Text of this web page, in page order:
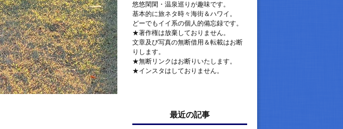
悠悠閑閑・温泉巡りが趣味です。
基本的に旅ネタ時々海街＆ハワイ。
どーでもイイ系の個人的備忘録です。
★著作権は放棄しておりません。
文章及び写真の無断借用＆転載はお断
りします。
★無断リンクはお断りいたします。
★インスタはしておりません。
最近の記事